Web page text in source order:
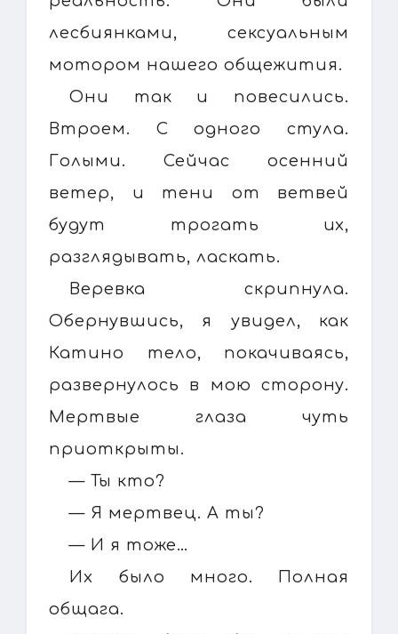
лесбиянками, сексуальным
мотором нашего общежития.
Они так и повесились.
Втроем. С одного стула.
Голыми. Сейчас осенний
ветер, и тени от ветвей
будут трогать их,
разглядывать, ласкать.
Веревка скрипнула.
Обернувшись, я увидел, как
Катино тело, покачиваясь,
развернулось в мою сторону.
Мертвые глаза чуть
приоткрыты.
— Ты кто?
— Я мертвец. А ты?
— И я тоже…
Их было много. Полная
общага.